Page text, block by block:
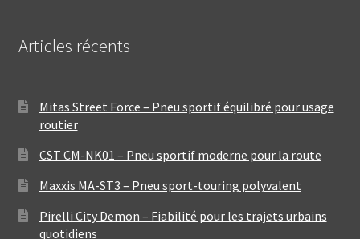
Articles récents
Mitas Street Force – Pneu sportif équilibré pour usage
routier
CST CM-NK01 – Pneu sportif moderne pour la route
Maxxis MA-ST3 – Pneu sport-touring polyvalent
Pirelli City Demon – Fiabilité pour les trajets urbains
quotidiens